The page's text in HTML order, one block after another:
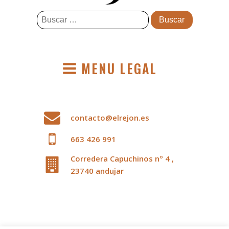
Buscar:
MENU LEGAL
contacto@elrejon.es
663 426 991
Corredera Capuchinos nº 4 ,
23740 andujar